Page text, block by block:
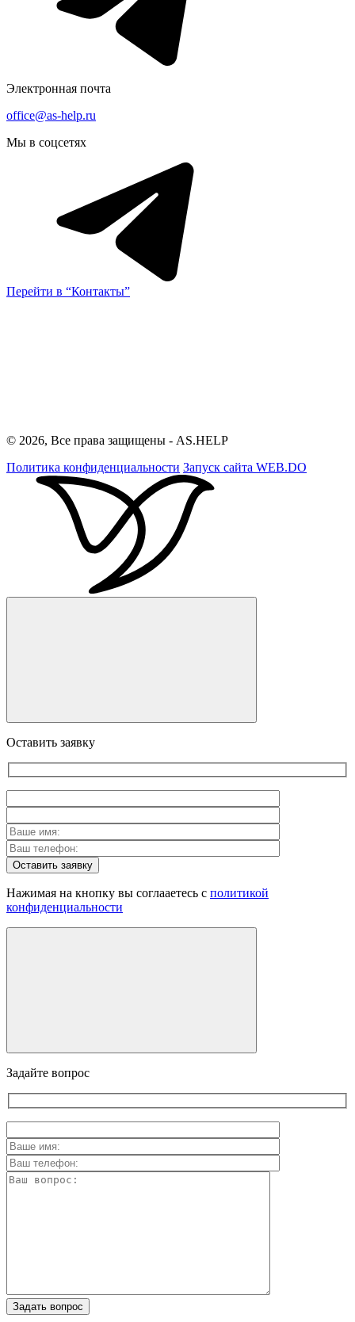
Электронная почта
office@as-help.ru
Мы в соцсетях
Перейти в “Контакты”
© 2026, Все права защищены - AS.HELP
Политика конфиденциальности Запуск сайта WEB.DO
Оставить заявку
Оставить заявку
Нажимая на кнопку вы соглааетесь с политикой
конфиденциальности
Задайте вопрос
Задать вопрос